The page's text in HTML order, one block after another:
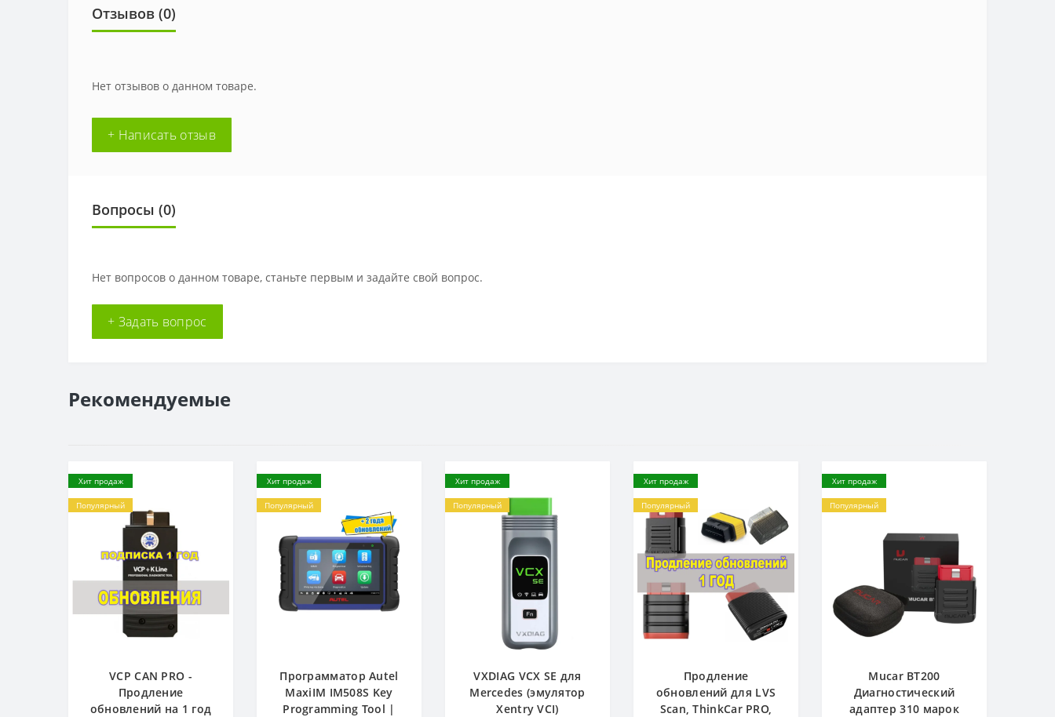
Отзывов (0)
Нет отзывов о данном товаре.
+ Написать отзыв
Вопросы (0)
Нет вопросов о данном товаре, станьте первым и задайте свой вопрос.
+ Задать вопрос
Рекомендуемые
Хит продаж
Популярный
VCP CAN PRO -
Продление
обновлений на 1 год
Хит продаж
Популярный
Программатор Autel
MaxiIM IM508S Key
Programming Tool |
Хит продаж
Популярный
VXDIAG VCX SE для
Mercedes (эмулятор
Xentry VCI)
Хит продаж
Популярный
Продление
обновлений для LVS
Scan, ThinkCar PRO,
Хит продаж
Популярный
Mucar BT200
Диагностический
адаптер 310 марок